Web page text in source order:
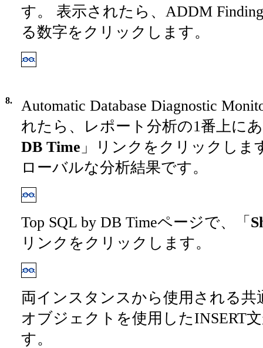
す。 表示されたら、ADDM
る数字をクリックします。
8.
Automatic Database Diagnostic
れたら、レポート分析の1番上に
DB Time 」リンクをクリックしま
ローバルな分析結果です。
Top SQL by DB Timeページで、「
リンクをクリックします。
両インスタンスから使用される共
オブジェクトを使用したINSERT
す。